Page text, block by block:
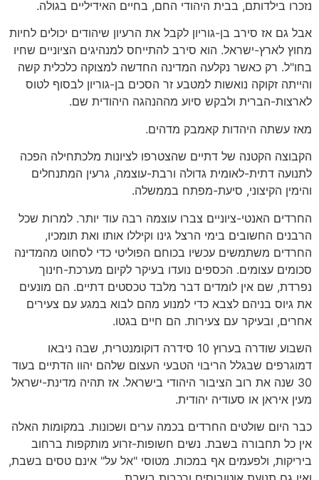
נזכרו בילדותם, בבית היהודי החם, בחיים האידיליים בגולה.
אבל גם אז סירב בן-גוריון לקבל את הרעיון שיהודים יכולים לחיות
מחוץ לארץ-ישראל. הוא סירב להתייחס למנהיגים הציוניים שחיו
בחו"ל. רק כאשר נקלעה המדינה החדשה למצוקה כלכלית קשה
והייתה זקוקה נואשות למטבע זר הסכים בן-גוריון לבסוף לטוס
לארצות-הברית ולבקש סיוע מההנהגה היהודית שם.
מאז עשתה היהדות קאמבק מדהים.
הקבוצה הקטנה של דתיים שהצטרפו לציונות מלכתחילה הפכה
לתנועה דתית-לאומית גדולה ורבת-עוצמה, גרעין המתנחלים
והימין הקיצוני, סיעת-מפתח בממשלה.
החרדים האנטי-ציוניים צברו עוצמה רבה עוד יותר. למרות שכל
הרבנים החשובים בימי הרצל גינו וקיללו אותו ואת תומכיו,
החרדים משתמשים עכשיו בכוחם הפוליטי כדי לסחוט מהמדינה
סכומים עצומים. הכספים נועדו בעיקר לקיום מערכת-חינוך
נפרדת, שם אין לומדים דבר מלבד טכסטים דתיים. הם מונעים
את גיוס בניהם לצבא כדי למנוע מהם לבוא במגע עם צעירים
אחרים, ובעיקר עם צעירות. הם חיים בגטו.
השבוע שודרה בערוץ 10 סידרה דוקומנטרית, שבה ניבאו
דמוגרפים שבגלל הריבוי הטבעי העצום שלהם יהוו הדתיים בעוד
30 שנה את רוב הציבור היהודי בישראל. אז תהיה מדינת-ישראל
מעין איראן או סעודיה יהודית.
כבר היום שולטים החרדים בכמה ערים ושכונות. במקומות האלה
אין כל תחבורה בשבת. נשים חשופות-זרוע מותקפות ברחוב
ביריקות, ולפעמים אף במכות. מטוסי "אל על" אינם טסים בשבת,